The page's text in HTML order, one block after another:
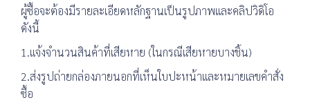
ผู้ซื้อจะต้องมีรายละเอียดหลักฐานเป็นรูปภาพและคลิปวิดิโอ
ดังนี้
1.แจ้งจำนวนสินค้าที่เสียหาย (ในกรณีเสียหายบางชิ้น)
2.ส่งรูปถ่ายกล่องภายนอกที่เห็นใบปะหน้าและหมายเลขคำสั่ง
ซื้อ